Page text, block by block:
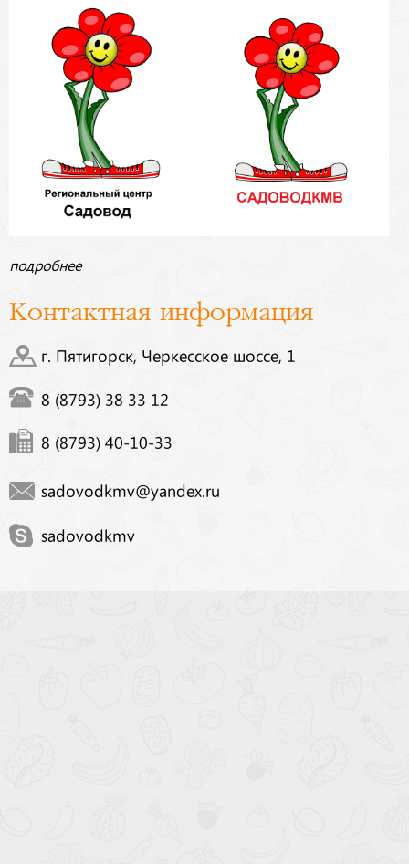
подробнее
Контактная информация
г. Пятигорск, Черкесское шоссе, 1
8 (8793) 38 33 12
8 (8793) 40-10-33
sadovodkmv@yandex.ru
sadovodkmv